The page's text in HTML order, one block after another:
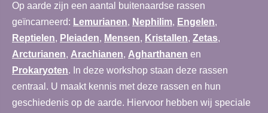
Op aarde zijn een aantal buitenaardse rassen
geïncarneerd: Lemurianen, Nephilim, Engelen,
Reptielen, Pleiaden, Mensen, Kristallen, Zetas,
Arcturianen, Arachianen, Agharthanen en
Prokaryoten. In deze workshop staan deze rassen
centraal. U maakt kennis met deze rassen en hun
geschiedenis op de aarde. Hiervoor hebben wij speciale